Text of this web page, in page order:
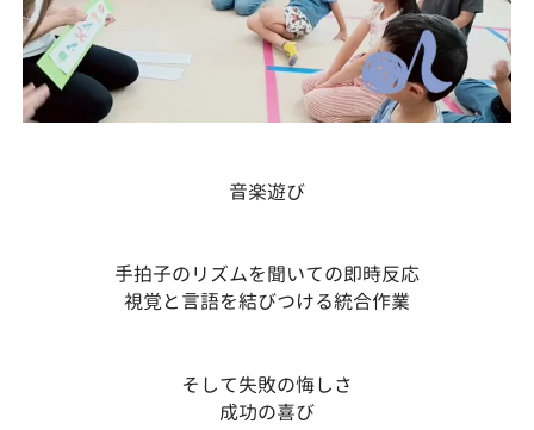
音楽遊び
手拍子のリズムを聞いての即時反応
視覚と言語を結びつける統合作業
そして失敗の悔しさ
成功の喜び